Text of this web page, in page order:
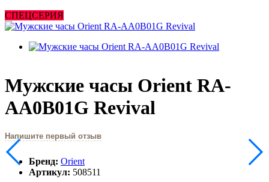
СПЕЦСЕРИЯ
Мужские часы Orient RA-
AA0B01G Revival
Напишите первый отзыв
Бренд: Orient
Артикул: 508511